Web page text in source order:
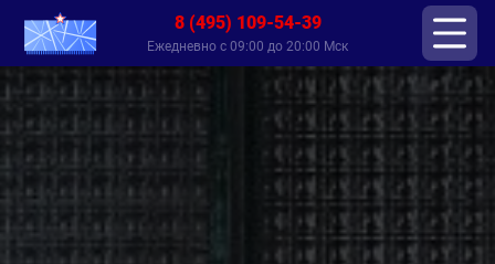
8 (495) 109-54-39
Ежедневно с 09:00 до 20:00 Мск